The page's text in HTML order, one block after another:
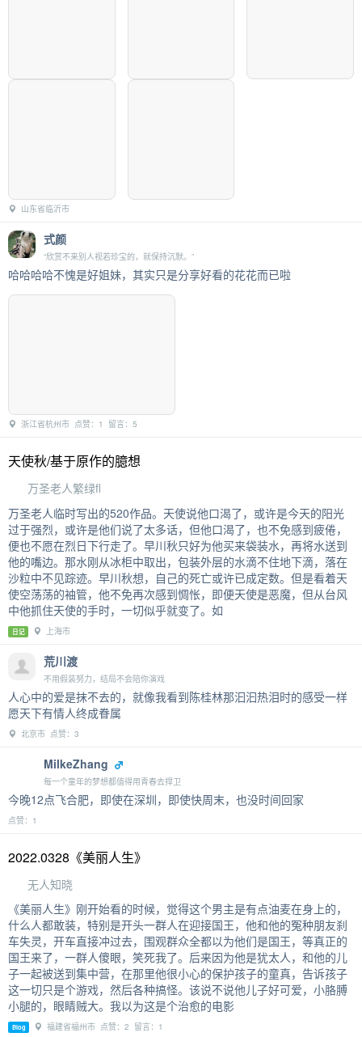
山东省临沂市
式颜
“欣赏不来别人视若珍宝的，就保持沉默。”
哈哈哈哈不愧是好姐妹，其实只是分享好看的花花而已啦
浙江省杭州市 点赞：1 留言：5
天使秋/基于原作的臆想
万圣老人繁绿fl
万圣老人临时写出的520作品。天使说他口渴了，或许是今天的阳光
过于强烈，或许是他们说了太多话，但他口渴了，也不免感到疲倦，
便也不愿在烈日下行走了。早川秋只好为他买来袋装水，再将水送到
他的嘴边。那水刚从冰柜中取出，包装外层的水滴不住地下滴，落在
沙粒中不见踪迹。早川秋想，自己的死亡或许已成定数。但是看着天
使空荡荡的袖管，他不免再次感到惆怅，即便天使是恶魔，但从台风
中他抓住天使的手时，一切似乎就变了。如
日记 上海市
荒川渡
不用假装努力，结局不会陪你演戏
人心中的爱是抹不去的，就像我看到陈桂林那汩汩热泪时的感受一样
愿天下有情人终成眷属
北京市 点赞：3
MilkeZhang
每一个童年的梦想都值得用青春去捍卫
今晚12点飞合肥，即使在深圳，即使快周末，也没时间回家
点赞：1
2022.0328《美丽人生》
无人知晓
《美丽人生》刚开始看的时候，觉得这个男主是有点油麦在身上的，
什么人都敢装，特别是开头一群人在迎接国王，他和他的冤种朋友刹
车失灵，开车直接冲过去，围观群众全都以为他们是国王，等真正的
国王来了，一群人傻眼，笑死我了。后来因为他是犹太人，和他的儿
子一起被送到集中营，在那里他很小心的保护孩子的童真，告诉孩子
这一切只是个游戏，然后各种搞怪。该说不说他儿子好可爱，小胳膊
小腿的，眼睛贼大。我以为这是个治愈的电影
Blog 福建省福州市 点赞：2 留言：1